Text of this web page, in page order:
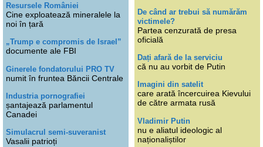
Resursele României
Cine exploatează mineralele la
noi în țară
„Trump e compromis de Israel”
documente ale FBI
Ginerele fondatorului PRO TV
numit în fruntea Băncii Centrale
Industria pornografiei
șantajează parlamentul
Canadei
Simulacrul semi-suveranist
Vasalii patrioți
De când ar trebui să numărăm
victimele?
Partea cenzurată de presa
oficială
Dați afară de la serviciu
că nu au vorbit de Putin
Imagini din satelit
care arată încercuirea Kievului
de către armata rusă
Vladimir Putin
nu e aliatul ideologic al
naționaliștilor